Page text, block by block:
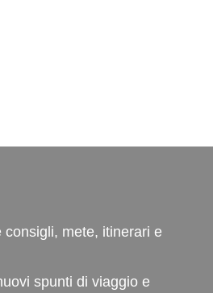
mete, itinerari e
spunti di viaggio e